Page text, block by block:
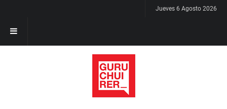
Jueves 6 Agosto 2026